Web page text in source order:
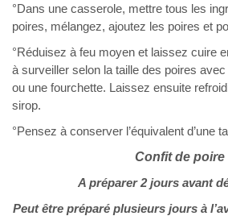
°Dans une casserole, mettre tous les
poires, mélangez, ajoutez les poires et
°Réduisez à feu moyen et laissez cuire
à surveiller selon la taille des poires avec
ou une fourchette. Laissez ensuite
sirop.
°Pensez à conserver l’équivalent d’une
Confit de poire
A préparer 2 jours avant
Peut être préparé plusieurs jours à